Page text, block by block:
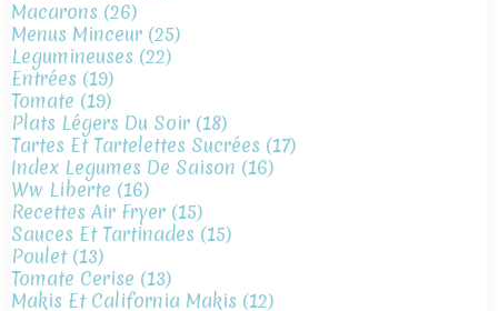
Macarons (26)
Menus Minceur (25)
Legumineuses (22)
Entrées (19)
Tomate (19)
Plats Légers Du Soir (18)
Tartes Et Tartelettes Sucrées (17)
Index Legumes De Saison (16)
Ww Liberte (16)
Recettes Air Fryer (15)
Sauces Et Tartinades (15)
Poulet(13)
Tomate Cerise (13)
Makis Et California Makis (12)